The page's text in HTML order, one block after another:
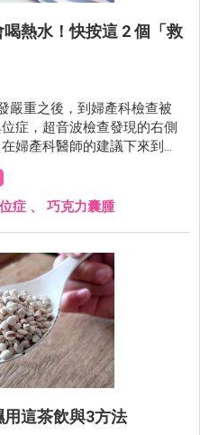
熱水！快按這 2 個「救
嚴重之後，到婦產科檢查被
症，超音波檢查發現的右側
婦產科醫師的建議下來到中
解行經期的不適症狀，同時
降低。
症 、 巧克力囊腫
這茶飲與3方法